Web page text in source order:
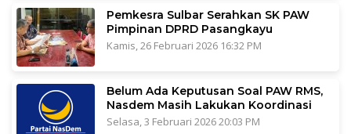
Pemkesra Sulbar Serahkan SK PAW
Pimpinan DPRD Pasangkayu
Kamis, 26 Februari 2026 16:32 PM
Belum Ada Keputusan Soal PAW RMS,
Nasdem Masih Lakukan Koordinasi
Selasa, 3 Februari 2026 20:03 PM